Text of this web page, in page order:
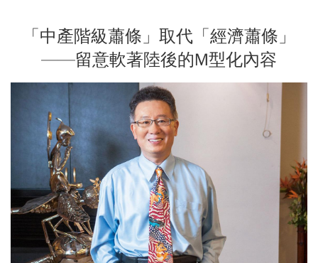
「中產階級蕭條」取代「經濟蕭條」
——留意軟著陸後的M型化內容